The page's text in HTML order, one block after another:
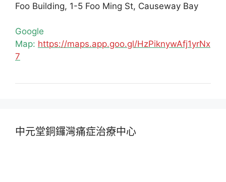
Foo Building, 1-5 Foo Ming St, Causeway Bay
Google
Map: https://maps.app.goo.gl/HzPiknywAfj1yrNx
7
中元堂銅鑼灣痛症治療中心